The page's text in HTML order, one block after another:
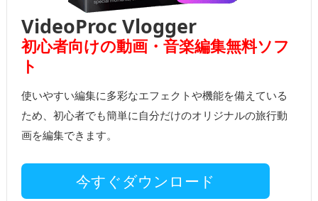
VideoProc Vlogger
初心者向けの動画・音楽編集無料ソフ
ト
使いやすい編集に多彩なエフェクトや機能を備えている
ため、初心者でも簡単に自分だけのオリジナルの旅行動
画を編集できます。
今すぐダウンロード